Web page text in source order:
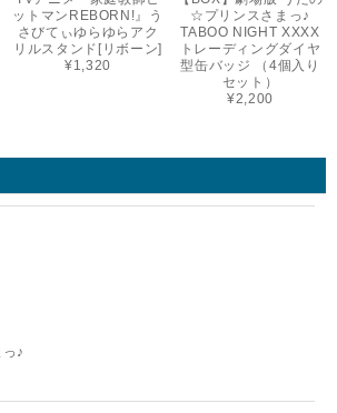
ットマンREBORN!』う
さびてぃゆらゆらアク
リルスタンド[リボーン]
¥1,320
☆プリンスさまっ♪
TABOO NIGHT XXXX
トレーディングダイヤ
型缶バッジ （4個入り
セット）
¥2,200
♪